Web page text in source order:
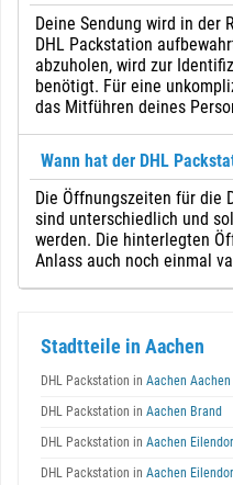
Deine Sendung wird in der
DHL Packstation
abzuholen, wird zur
benötigt. Für eine
das Mitführen deines
Wann hat der DHL
Die Öffnungszeiten für die
sind unterschiedlich und
werden. Die hinterlegten
Anlass auch noch einmal
Stadtteile in Aachen
DHL Packstation in Aachen Aachen
DHL Packstation in Aachen Brand
DHL Packstation in Aachen
DHL Packstation in Aachen